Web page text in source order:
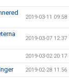
2019-03-11 09:58
2019-03-07 12:37
2019-03-02 20:17
2019-02-28 11:56